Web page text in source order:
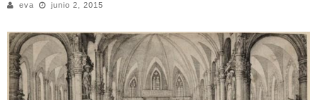
Diego Meret | Hotel Acapulco
Alejandra Correa | La nieve
eva junio 2, 2015